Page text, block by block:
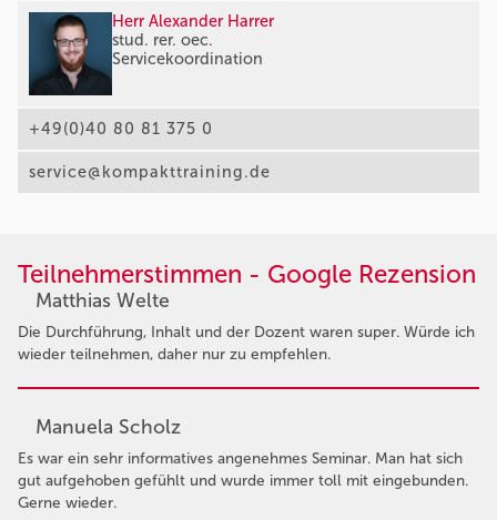
Herr Alexander Harrer
stud. rer. oec.
Servicekoordination
+49(0)40 80 81 375 0
service@kompakttraining.de
Teilnehmerstimmen - Google Rezension
Matthias Welte
Die Durchführung, Inhalt und der Dozent waren super. Würde ich
wieder teilnehmen, daher nur zu empfehlen.
Manuela Scholz
Es war ein sehr informatives angenehmes Seminar. Man hat sich
gut aufgehoben gefühlt und wurde immer toll mit eingebunden.
Gerne wieder.